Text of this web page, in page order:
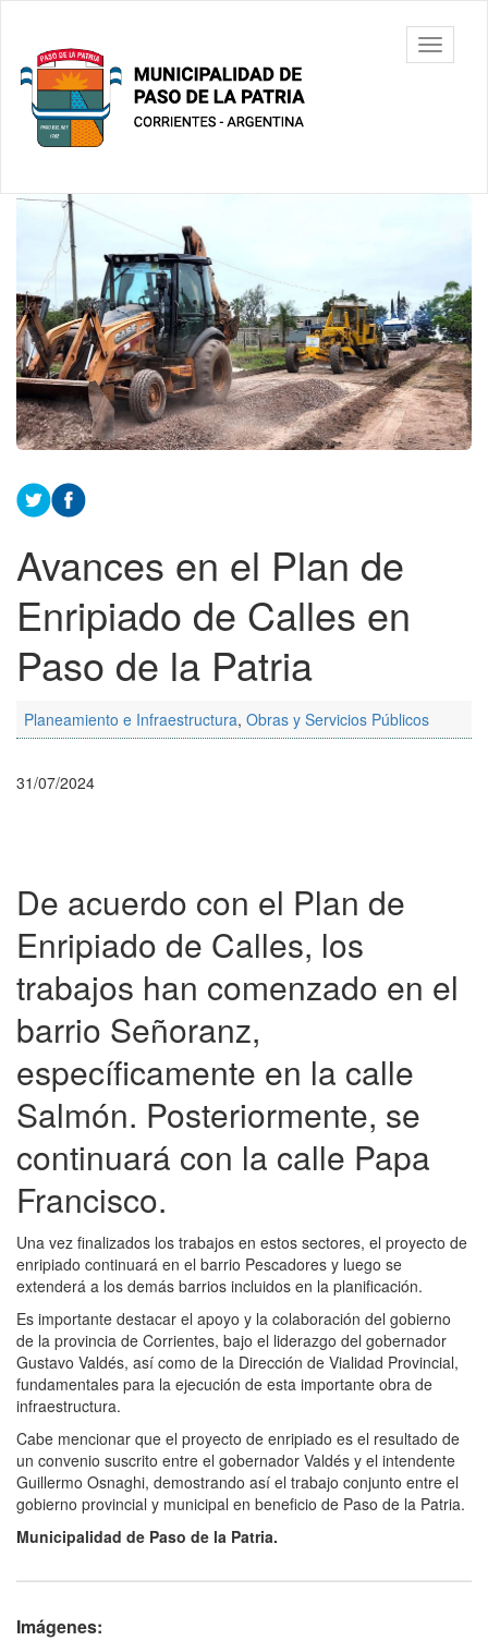
contenido
principal
Municipalidad
de Paso De
La Patria
barra
Contenido
principal
Avances en el Plan de
Enripiado de Calles en
Paso de la Patria
Planeamiento e Infraestructura, Obras y Servicios Públicos
31/07/2024
De acuerdo con el Plan de
Enripiado de Calles, los
trabajos han comenzado en el
barrio Señoranz,
específicamente en la calle
Salmón. Posteriormente, se
continuará con la calle Papa
Francisco.
Una vez finalizados los trabajos en estos sectores, el proyecto de
enripiado continuará en el barrio Pescadores y luego se
extenderá a los demás barrios incluidos en la planificación.
Es importante destacar el apoyo y la colaboración del gobierno
de la provincia de Corrientes, bajo el liderazgo del gobernador
Gustavo Valdés, así como de la Dirección de Vialidad Provincial,
fundamentales para la ejecución de esta importante obra de
infraestructura.
Cabe mencionar que el proyecto de enripiado es el resultado de
un convenio suscrito entre el gobernador Valdés y el intendente
Guillermo Osnaghi, demostrando así el trabajo conjunto entre el
gobierno provincial y municipal en beneficio de Paso de la Patria.
Municipalidad de Paso de la Patria.
Imágenes: